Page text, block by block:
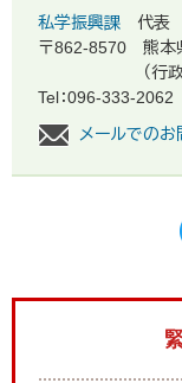
私学振興課
代表
〒862-8570
熊本
（行
Tel：096-333-2062
メールでのお